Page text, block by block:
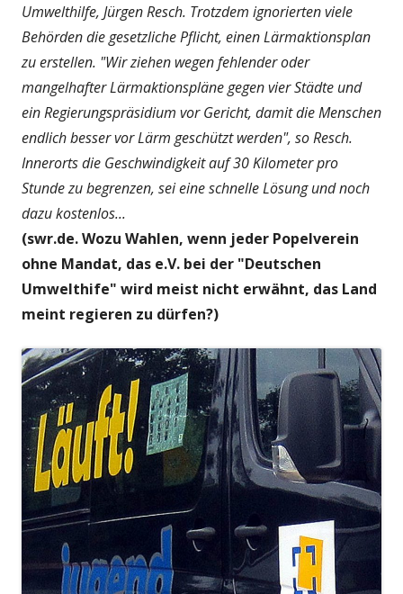
Umwelthilfe, Jürgen Resch. Trotzdem ignorierten viele
Behörden die gesetzliche Pflicht, einen Lärmaktionsplan
zu erstellen. "Wir ziehen wegen fehlender oder
mangelhafter Lärmaktionspläne gegen vier Städte und
ein Regierungspräsidium vor Gericht, damit die Menschen
endlich besser vor Lärm geschützt werden", so Resch.
Innerorts die Geschwindigkeit auf 30 Kilometer pro
Stunde zu begrenzen, sei eine schnelle Lösung und noch
dazu kostenlos...
(swr.de. Wozu Wahlen, wenn jeder Popelverein
ohne Mandat, das e.V. bei der "Deutschen
Umwelthife" wird meist nicht erwähnt, das Land
meint regieren zu dürfen?)